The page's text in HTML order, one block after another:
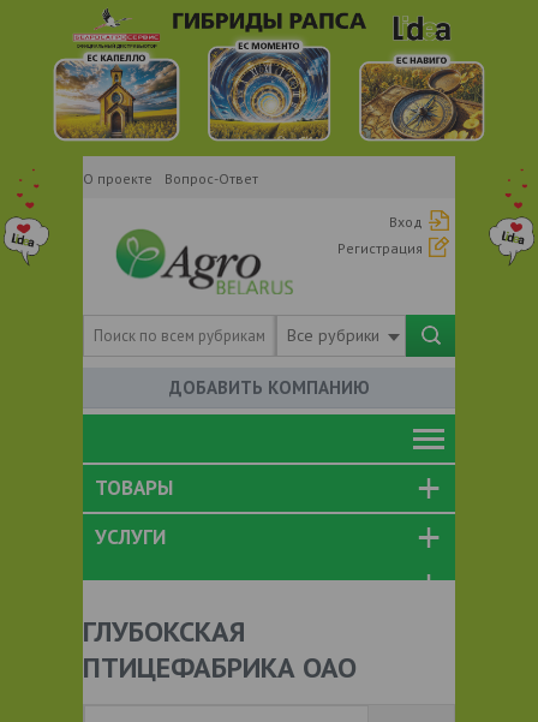
О проекте Вопрос-Ответ
Вход
Регистрация
Все рубрики
ДОБАВИТЬ КОМПАНИЮ
ТОВАРЫ
УСЛУГИ
ГЛУБОКСКАЯ
ПТИЦЕФАБРИКА ОАО